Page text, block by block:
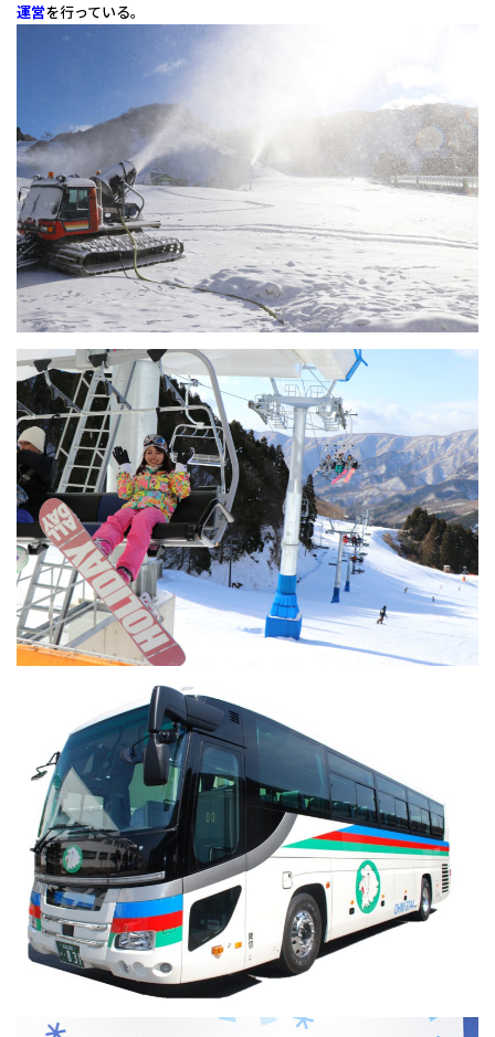
運営を行っている。